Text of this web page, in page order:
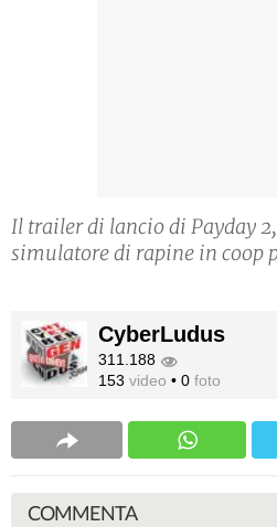
Il trailer di lancio di Payday
simulatore di rapine in coop
CyberLudus
311.188
153 video • 0 foto
COMMENTA